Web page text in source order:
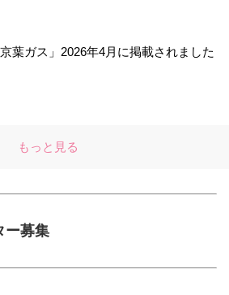
京葉ガス」2026年4月に掲載されました
もっと見る
ー募集